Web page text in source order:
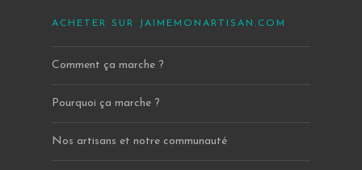
ACHETER SUR JAIMEMONARTISAN.COM
Comment ça marche ?
Pourquoi ça marche ?
Nos artisans et notre communauté